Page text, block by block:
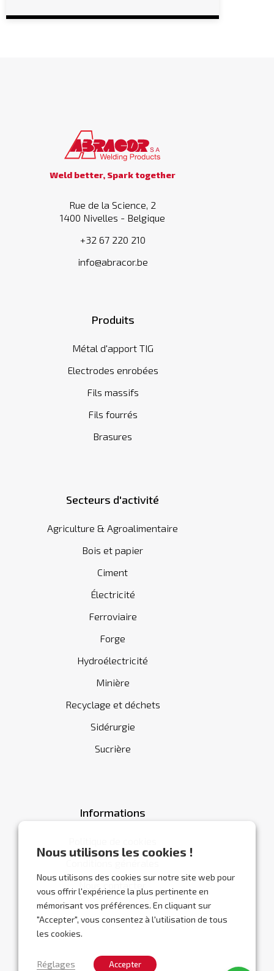
Nous utilisons les cookies !
Nous utilisons des cookies sur notre site web pour
vous offrir l'expérience la plus pertinente en
mémorisant vos préférences. En cliquant sur
"Accepter", vous consentez à l'utilisation de tous
les cookies.
Réglages Accepter
Weld better, Spark together
Rue de la Science, 2
1400 Nivelles - Belgique
+32 67 220 210
info@abracor.be
Produits
Métal d'apport TIG
Electrodes enrobées
Fils massifs
Fils fourrés
Brasures
Secteurs d'activité
Agriculture & Agroalimentaire
Bois et papier
Ciment
Électricité
Ferroviaire
Forge
Hydroélectricité
Minière
Recyclage et déchets
Sidérurgie
Sucrière
Informations
Nous contacter